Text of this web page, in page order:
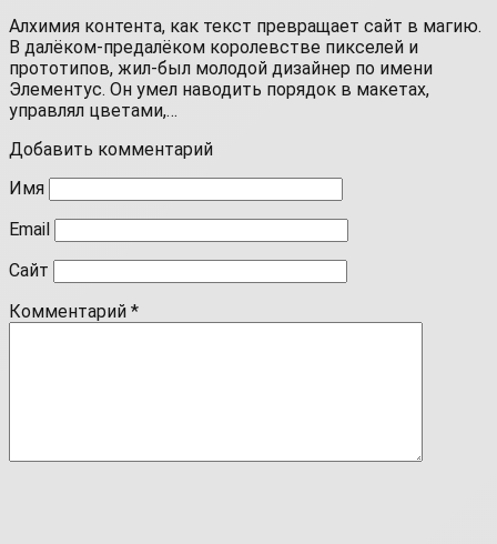
Алхимия контента, как текст превращает сайт в магию.
В далёком-предалёком королевстве пикселей и
прототипов, жил-был молодой дизайнер по имени
Элементус. Он умел наводить порядок в макетах,
управлял цветами,…
Добавить комментарий
Имя
Email
Сайт
Комментарий *